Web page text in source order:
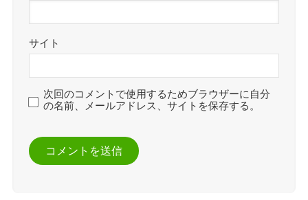
サイト
次回のコメントで使用するためブラウザーに自分
の名前、メールアドレス、サイトを保存する。